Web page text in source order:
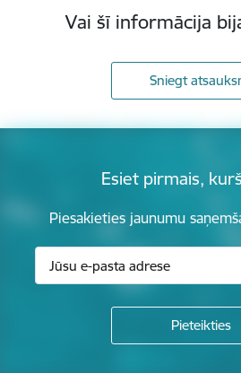
Vai šī informācija
Sniegt
Esiet pirmais,
Piesakieties jaunumu